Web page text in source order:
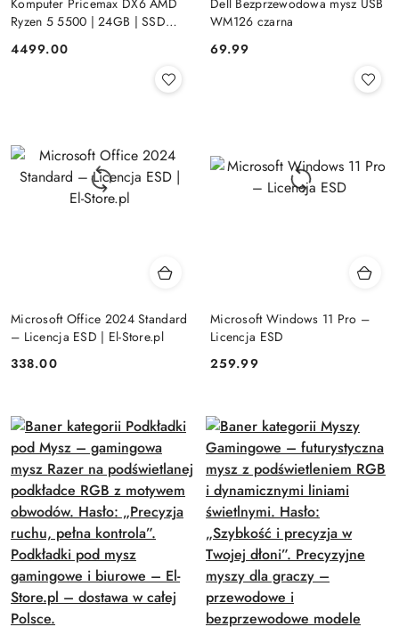
Komputer Pricemax DX6 AMD
Ryzen 5 5500 | 24GB | SSD
Win 11 | Mysz+ klawiatura 3 lata
Cena:
4499.00
Dell Bezprzewodowa mysz USB
WM126 czarna
Cena:
69.99
Microsoft Office 2024 Standard
– Licencja ESD | El-Store.pl
Cena:
338.00
Microsoft Windows 11 Pro –
Licencja ESD
Cena:
259.99